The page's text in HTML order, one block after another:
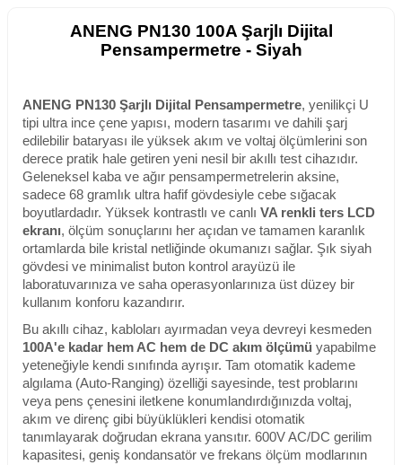
ANENG PN130 100A Şarjlı Dijital
Pensampermetre - Siyah
ANENG PN130 Şarjlı Dijital Pensampermetre, yenilikçi U
tipi ultra ince çene yapısı, modern tasarımı ve dahili şarj
edilebilir bataryası ile yüksek akım ve voltaj ölçümlerini son
derece pratik hale getiren yeni nesil bir akıllı test cihazıdır.
Geleneksel kaba ve ağır pensampermetrelerin aksine,
sadece 68 gramlık ultra hafif gövdesiyle cebe sığacak
boyutlardadır. Yüksek kontrastlı ve canlı VA renkli ters LCD
ekranı, ölçüm sonuçlarını her açıdan ve tamamen karanlık
ortamlarda bile kristal netliğinde okumanızı sağlar. Şık siyah
gövdesi ve minimalist buton kontrol arayüzü ile
laboratuvarınıza ve saha operasyonlarınıza üst düzey bir
kullanım konforu kazandırır.
Bu akıllı cihaz, kabloları ayırmadan veya devreyi kesmeden
100A'e kadar hem AC hem de DC akım ölçümü yapabilme
yeteneğiyle kendi sınıfında ayrışır. Tam otomatik kademe
algılama (Auto-Ranging) özelliği sayesinde, test problarını
veya pens çenesini iletkene konumlandırdığınızda voltaj,
akım ve direnç gibi büyüklükleri kendisi otomatik
tanımlayarak doğrudan ekrana yansıtır. 600V AC/DC gerilim
kapasitesi, geniş kondansatör ve frekans ölçüm modlarının